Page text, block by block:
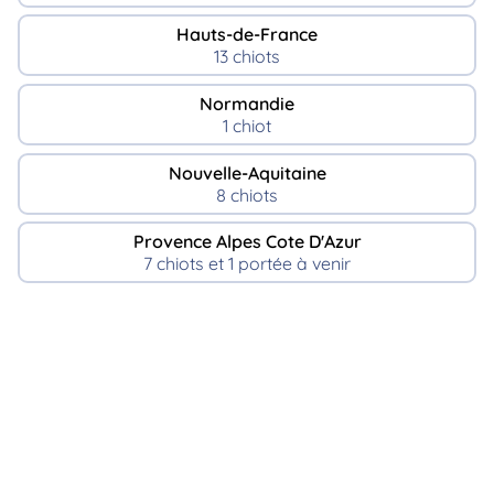
Hauts-de-France
13 chiots
Normandie
1 chiot
Nouvelle-Aquitaine
8 chiots
Provence Alpes Cote D'Azur
7 chiots et 1 portée à venir